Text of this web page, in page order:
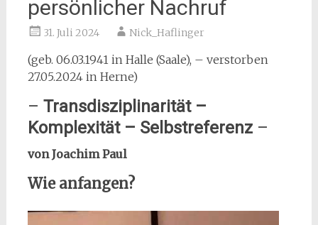
persönlicher Nachruf
31. Juli 2024 Nick_Haflinger
(geb. 06.03.1941 in Halle (Saale), – verstorben
27.05.2024 in Herne)
– Transdisziplinarität –
Komplexität – Selbstreferenz–
von Joachim Paul
Wie anfangen?